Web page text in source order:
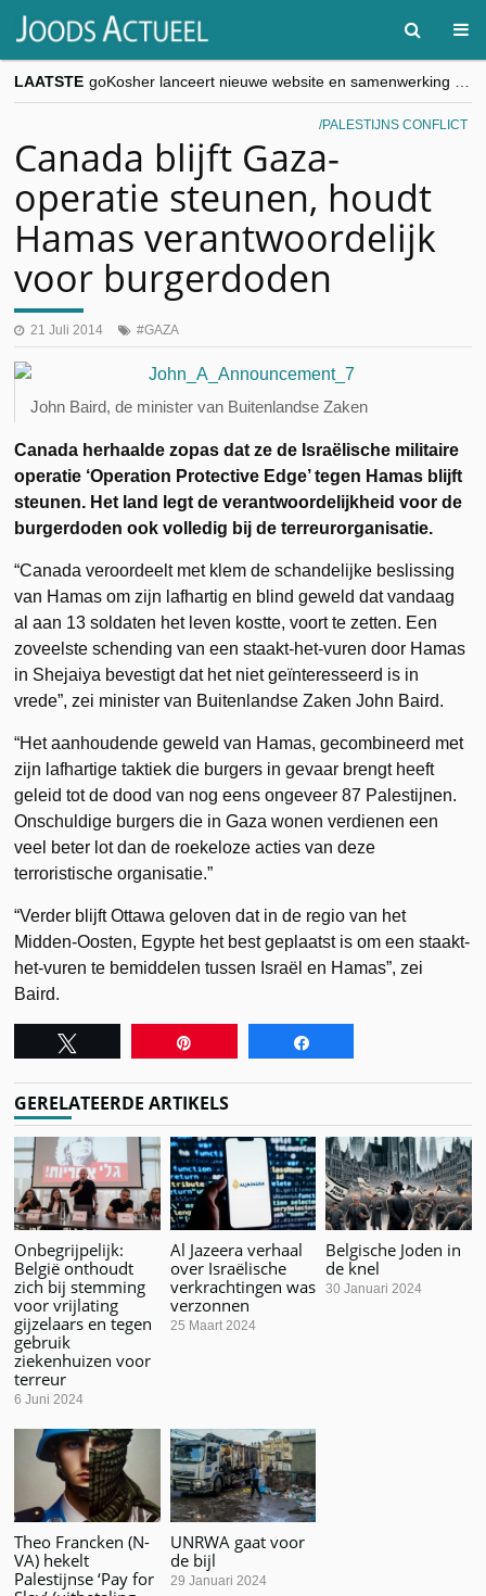
LAATSTE
Religieuze besnijdenis en toekomst van Joods leven centraal tijdens conferentie in Brussel
“Besnijdenisdebat toont hoe moeilijk seculiere Westen minderheden begrijpt”, Jinnih Beels (Vooruit)
PALESTIJNS CONFLICT
Canada blijft Gaza-
operatie steunen, houdt
Hamas verantwoordelijk
voor burgerdoden
21 Juli 2014 GAZA
John Baird, de minister van Buitenlandse Zaken
Canada herhaalde zopas dat ze de Israëlische militaire
operatie ‘Operation Protective Edge’ tegen Hamas blijft
steunen. Het land legt de verantwoordelijkheid voor de
burgerdoden ook volledig bij de terreurorganisatie.
“Canada veroordeelt met klem de schandelijke beslissing
van Hamas om zijn lafhartig en blind geweld dat vandaag
al aan 13 soldaten het leven kostte, voort te zetten. Een
zoveelste schending van een staakt-het-vuren door Hamas
in Shejaiya bevestigt dat het niet geïnteresseerd is in
vrede”, zei minister van Buitenlandse Zaken John Baird.
“Het aanhoudende geweld van Hamas, gecombineerd met
zijn lafhartige taktiek die burgers in gevaar brengt heeft
geleid tot de dood van nog eens ongeveer 87 Palestijnen.
Onschuldige burgers die in Gaza wonen verdienen een
veel beter lot dan de roekeloze acties van deze
terroristische organisatie.”
“Verder blijft Ottawa geloven dat in de regio van het
Midden-Oosten, Egypte het best geplaatst is om een staakt-
het-vuren te bemiddelen tussen Israël en Hamas”, zei
Baird.
GERELATEERDE ARTIKELS
Onbegrijpelijk:
België onthoudt
zich bij stemming
voor vrijlating
gijzelaars en tegen
gebruik
ziekenhuizen voor
terreur
6 Juni 2024
Al Jazeera verhaal
over Israëlische
verkrachtingen was
verzonnen
25 Maart 2024
Belgische Joden in
de knel
30 Januari 2024
Theo Francken (N-
VA) hekelt
Palestijnse ‘Pay for
UNRWA gaat voor
de bijl
29 Januari 2024